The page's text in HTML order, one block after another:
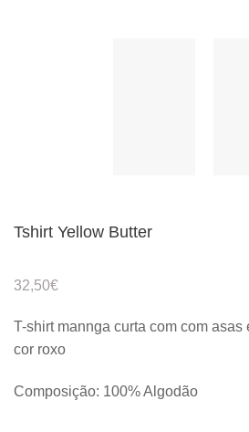
Tshirt Yellow Butter
32,50€
T-shirt mannga curta com com
cor roxo
Composição: 100% Algodão